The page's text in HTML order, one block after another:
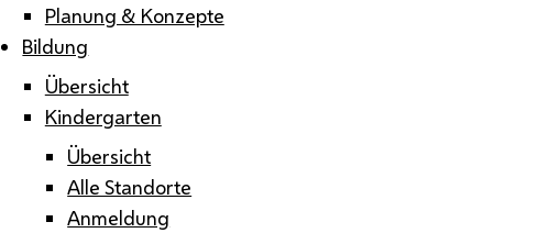
Planung & Konzepte
Bildung
Übersicht
Kindergarten
Übersicht
Alle Standorte
Anmeldung